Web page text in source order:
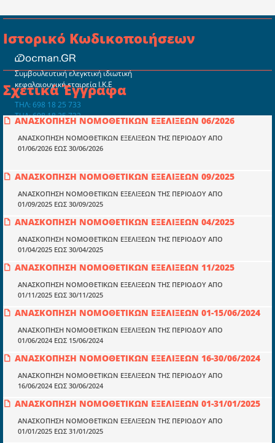
Ιστορικό Κωδικοποιήσεων
Σχετικά Έγγραφα
ΑΝΑΣΚΟΠΗΣΗ ΝΟΜΟΘΕΤΙΚΩΝ ΕΞΕΛΙΞΕΩΝ 06/2026
ΑΝΑΣΚΟΠΗΣΗ ΝΟΜΟΘΕΤΙΚΩΝ ΕΞΕΛΙΞΕΩΝ ΤΗΣ ΠΕΡΙΟΔΟΥ ΑΠΟ
01/06/2026 ΕΩΣ 30/06/2026
ΑΝΑΣΚΟΠΗΣΗ ΝΟΜΟΘΕΤΙΚΩΝ ΕΞΕΛΙΞΕΩΝ 09/2025
ΑΝΑΣΚΟΠΗΣΗ ΝΟΜΟΘΕΤΙΚΩΝ ΕΞΕΛΙΞΕΩΝ ΤΗΣ ΠΕΡΙΟΔΟΥ ΑΠΟ
01/09/2025 ΕΩΣ 30/09/2025
ΑΝΑΣΚΟΠΗΣΗ ΝΟΜΟΘΕΤΙΚΩΝ ΕΞΕΛΙΞΕΩΝ 04/2025
ΑΝΑΣΚΟΠΗΣΗ ΝΟΜΟΘΕΤΙΚΩΝ ΕΞΕΛΙΞΕΩΝ ΤΗΣ ΠΕΡΙΟΔΟΥ ΑΠΟ
01/04/2025 ΕΩΣ 30/04/2025
ΑΝΑΣΚΟΠΗΣΗ ΝΟΜΟΘΕΤΙΚΩΝ ΕΞΕΛΙΞΕΩΝ 11/2025
ΑΝΑΣΚΟΠΗΣΗ ΝΟΜΟΘΕΤΙΚΩΝ ΕΞΕΛΙΞΕΩΝ ΤΗΣ ΠΕΡΙΟΔΟΥ ΑΠΟ
01/11/2025 ΕΩΣ 30/11/2025
ΑΝΑΣΚΟΠΗΣΗ ΝΟΜΟΘΕΤΙΚΩΝ ΕΞΕΛΙΞΕΩΝ 01-15/06/2024
ΑΝΑΣΚΟΠΗΣΗ ΝΟΜΟΘΕΤΙΚΩΝ ΕΞΕΛΙΞΕΩΝ ΤΗΣ ΠΕΡΙΟΔΟΥ ΑΠΟ
01/06/2024 ΕΩΣ 15/06/2024
ΑΝΑΣΚΟΠΗΣΗ ΝΟΜΟΘΕΤΙΚΩΝ ΕΞΕΛΙΞΕΩΝ 16-30/06/2024
ΑΝΑΣΚΟΠΗΣΗ ΝΟΜΟΘΕΤΙΚΩΝ ΕΞΕΛΙΞΕΩΝ ΤΗΣ ΠΕΡΙΟΔΟΥ ΑΠΟ
16/06/2024 ΕΩΣ 30/06/2024
ΑΝΑΣΚΟΠΗΣΗ ΝΟΜΟΘΕΤΙΚΩΝ ΕΞΕΛΙΞΕΩΝ 01-31/01/2025
ΑΝΑΣΚΟΠΗΣΗ ΝΟΜΟΘΕΤΙΚΩΝ ΕΞΕΛΙΞΕΩΝ ΤΗΣ ΠΕΡΙΟΔΟΥ ΑΠΟ
01/01/2025 ΕΩΣ 31/01/2025
Συμβουλευτική ελεγκτική ιδιωτική
κεφαλαιουχική εταιρεία Ι.Κ.Ε
ΤΗΛ: 698 18 25 733
ΤΗΛ: 698 18 25 732
mydocmangr@gmail.com
Docman.gr
Ποιοί είμαστε;
Μια πολυετής εθελοντική προσπάθεια που
μετατράπηκε σε επιχειρηματική οντότητα και φιλοδοξεί να συμβάλλει
Ενότητες
Επικαιρότητα
Οδηγοί εκκαθάρισης
Νόμοι και προεδρικά διατάγματα
Υπουργικές αποφάσεις
Νομολογία και Γνωμοδοτήσεις ΝΣΚ
Πληροφορίες